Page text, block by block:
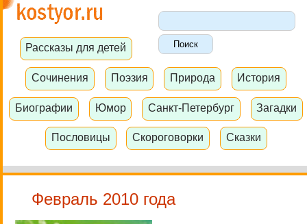
Рассказы для детей
Сочинения Поэзия Природа История
Биографии Юмор Санкт-Петербург Загадки
Пословицы Скороговорки Сказки
Февраль 2010 года